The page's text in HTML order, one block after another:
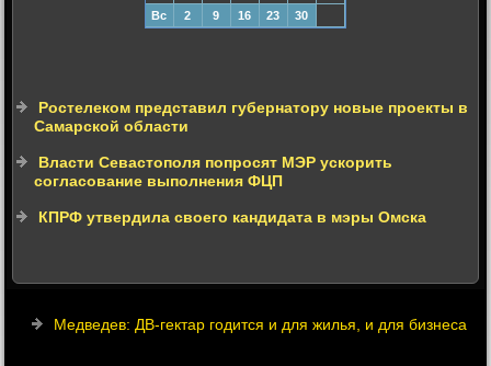
Вс
2 9 16 23 30
Ростелеком представил губернатору новые проекты в
Самарской области
Власти Севастополя попросят МЭР ускорить
согласование выполнения ФЦП
КПРФ утвердила своего кандидата в мэры Омска
Медведев: ДВ-гектар годится и для жилья, и для бизнеса